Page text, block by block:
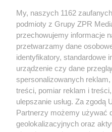
My, naszych 1162
podmioty z Grupy ZPR
przechowujemy informacje
przetwarzamy dane
identyfikatory, standardowe
urządzenie czy dane
spersonalizowanych
treści, pomiar reklam i
ulepszanie usług. Za zgodą
Partnerzy możemy używać
geolokalizacyjnych oraz